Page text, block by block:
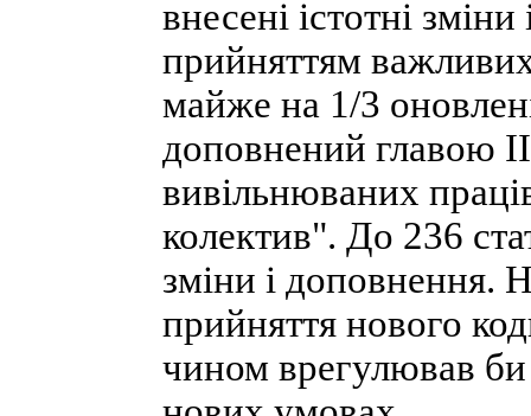
внесені істотні
прийняттям
майже на 1/3
доповнений главою
вивільнюваних
колектив". До 236
зміни і доповнення.
прийняття нового
чином врегулював би